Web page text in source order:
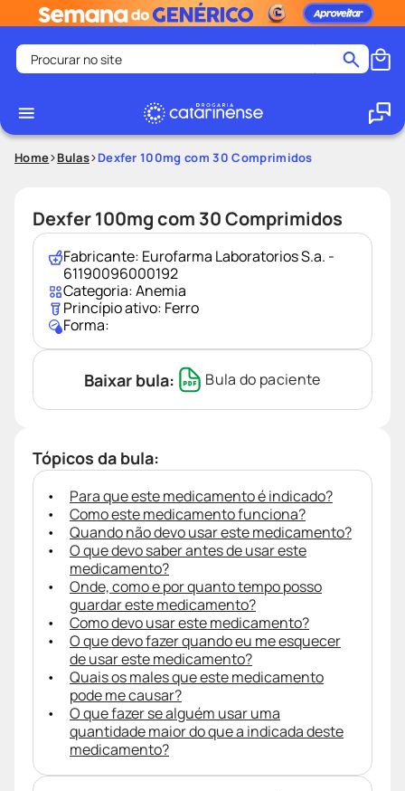
Procurar no site
1
2º
medley
4º
protetor solar facial
5º
shampoo
tadalafila
mounjaro
ozivy
9º
lenço umedecido
protetor solar
Home Bulas Dexfer 100mg com 30 Comprimidos
Dexfer 100mg com 30 Comprimidos
Fabricante: Eurofarma Laboratorios S.a. -
61190096000192
Categoria:Anemia
Princípio ativo: Ferro
Forma:
Baixar bula: Bula do paciente
Tópicos da bula:
Para que este medicamento é indicado?
Como este medicamento funciona?
Quando não devo usar este medicamento?
O que devo saber antes de usar este
medicamento?
Onde, como e por quanto tempo posso
guardar este medicamento?
Como devo usar este medicamento?
O que devo fazer quando eu me esquecer
de usar este medicamento?
Quais os males que este medicamento
pode me causar?
O que fazer se alguém usar uma
quantidade maior do que a indicada deste
medicamento?